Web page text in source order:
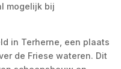
mogelijk bij
in Terherne, een plaats
de Friese wateren. Dit